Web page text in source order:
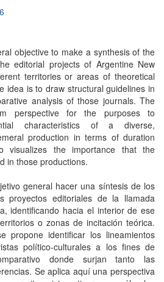
objective to make a synthesis of the
editorial projects of Argentine New
territories or areas of theoretical
idea is to draw structural guidelines in
analysis of those journals. The
perspective for the purposes to
characteristics of a diverse,
production in terms of duration
visualizes the importance that the
in those productions.
general hacer una síntesis de los
proyectos editoriales de la llamada
identificando hacia el interior de ese
o zonas de incitación teórica.
propone identificar los lineamientos
político-culturales a los fines de
donde surjan tanto las
Se aplica aquí una perspectiva